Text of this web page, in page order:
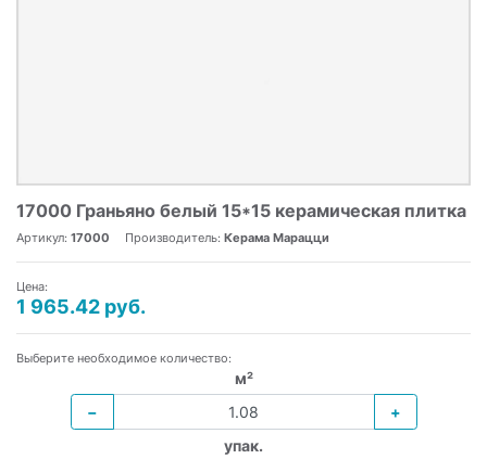
17000 Граньяно белый 15*15 керамическая плитка
Артикул: 17000 Производитель: Керама Марацци
Цена:
1 965.42 руб.
Выберите необходимое количество:
м²
−
+
упак.